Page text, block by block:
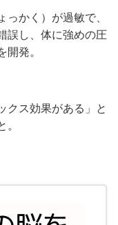
かく）が過敏で、
誤し、体に強めの圧
開発。
クス効果がある」
と
。